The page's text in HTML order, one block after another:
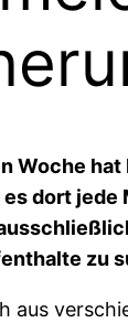
Woche hat
dort jede
zu
aus